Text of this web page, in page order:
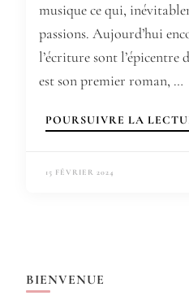
musique ce qui,
passions. Aujourd’hui
l’écriture sont l’épicentre
est son premier roman, …
POURSUIVRE LA
15 FÉVRIER 2024
BIENVENUE